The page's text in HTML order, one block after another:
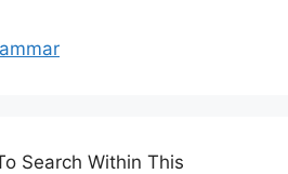
Search Within This